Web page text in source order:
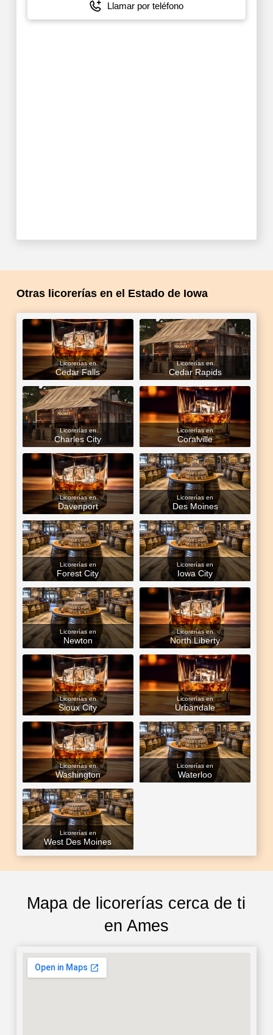
Llamar por teléfono
Otras licorerías en el Estado de Iowa
Licorerías en
Cedar Falls
Licorerías en
Cedar Rapids
Licorerías en
Charles City
Licorerías en
Coralville
Licorerías en
Davenport
Licorerías en
Des Moines
Licorerías en
Forest City
Licorerías en
Iowa City
Licorerías en
Newton
Licorerías en
North Liberty
Licorerías en
Sioux City
Licorerías en
Urbandale
Licorerías en
Washington
Licorerías en
Waterloo
Licorerías en
West Des Moines
Mapa de licorerías cerca de ti
en Ames